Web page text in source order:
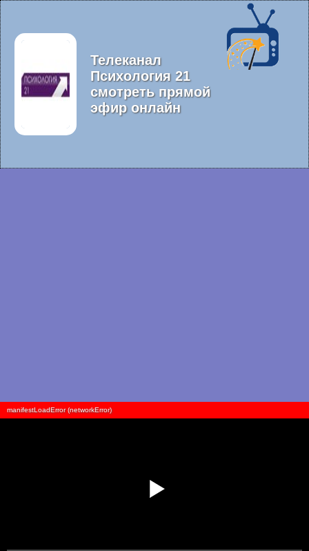
Телеканал
Психология 21
смотреть прямой
эфир онлайн
manifestLoadError (networkError)